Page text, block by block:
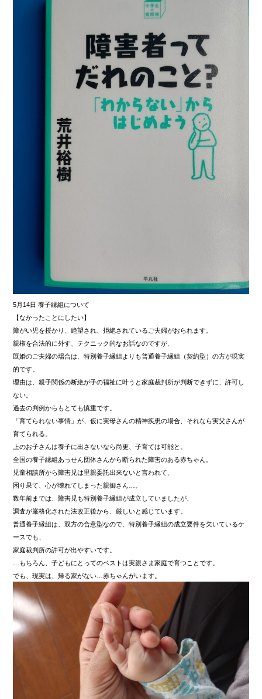
5月14日 養子縁組について
【なかったことにしたい】
障がい児を授かり、絶望され、拒絶されているご夫婦がおられます。
親権を合法的に外す、テクニック的なお話なのですが、
既婚のご夫婦の場合は、特別養子縁組よりも普通養子縁組（契約型）の方が現実
的です。
理由は、親子関係の断絶が子の福祉に叶うと家庭裁判所が判断できずに、許可し
ない。
過去の判例からもとても慎重です。
「育てられない事情」が、仮に実母さんの精神疾患の場合、それなら実父さんが
育てられる。
上のお子さんは養子に出さないなら尚更、子育ては可能と。
全国の養子縁組あっせん団体さんから断られた障害のある赤ちゃん。
児童相談所から障害児は里親委託出来ないと言われて、
困り果て、心が壊れてしまった親御さん…。
数年前までは、障害児も特別養子縁組が成立していましたが、
調査が厳格化された法改正後から、厳しいと感じています。
普通養子縁組は、双方の合意型なので、特別養子縁組の成立要件を欠いているケ
ースでも、
家庭裁判所の許可が出やすいです。
…もちろん、子どもにとってのベストは実親さま家庭で育つことです。
でも、現実は、帰る家がない…赤ちゃんがいます。